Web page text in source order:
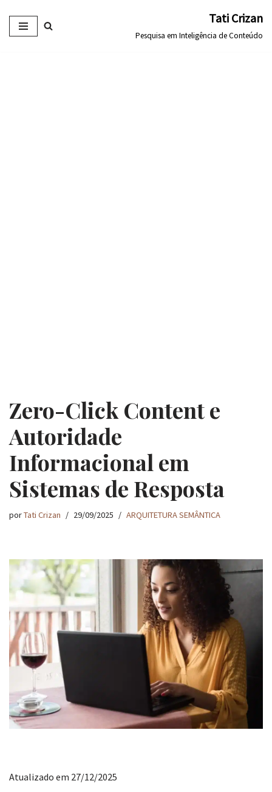
Pular
Tati Crizan
Pesquisa em Inteligência de Conteúdo
Zero-Click Content e
Autoridade
Informacional em
Sistemas de Resposta
porTati Crizan 29/09/2025 ARQUITETURA SEMÂNTICA
Atualizado em 27/12/2025